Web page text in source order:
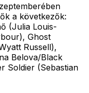
a következők:
(Julia Louis-
Ghost
Russell),
Belova/Black
Soldier (Sebastian